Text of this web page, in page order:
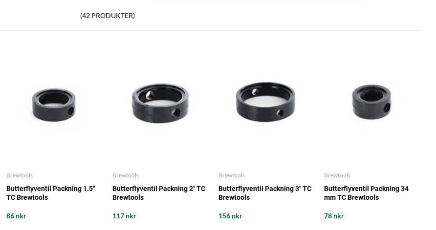
(42 PRODUKTER)
Brewtools
Butterflyventil Packning 1.5"
TC Brewtools
86 nkr
Brewtools
Butterflyventil Packning 2" TC
Brewtools
117 nkr
Brewtools
Butterflyventil Packning 3" TC
Brewtools
156 nkr
Brewtools
Butterflyventil Packning 34
mm TC Brewtools
78 nkr